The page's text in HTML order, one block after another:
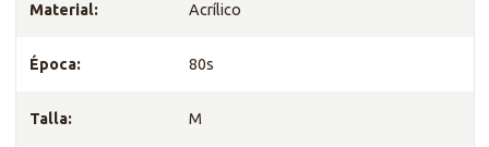
Material: Acrílico
Época: 80s
Talla: M